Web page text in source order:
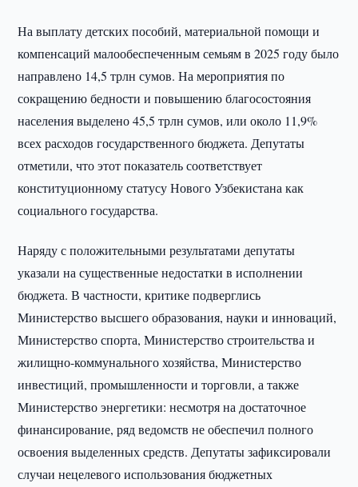
На выплату детских пособий, материальной помощи и
компенсаций малообеспеченным семьям в 2025 году было
направлено 14,5 трлн сумов. На мероприятия по
сокращению бедности и повышению благосостояния
населения выделено 45,5 трлн сумов, или около 11,9%
всех расходов государственного бюджета. Депутаты
отметили, что этот показатель соответствует
конституционному статусу Нового Узбекистана как
социального государства.
Наряду с положительными результатами депутаты
указали на существенные недостатки в исполнении
бюджета. В частности, критике подверглись
Министерство высшего образования, науки и инноваций,
Министерство спорта, Министерство строительства и
жилищно-коммунального хозяйства, Министерство
инвестиций, промышленности и торговли, а также
Министерство энергетики: несмотря на достаточное
финансирование, ряд ведомств не обеспечил полного
освоения выделенных средств. Депутаты зафиксировали
случаи нецелевого использования бюджетных